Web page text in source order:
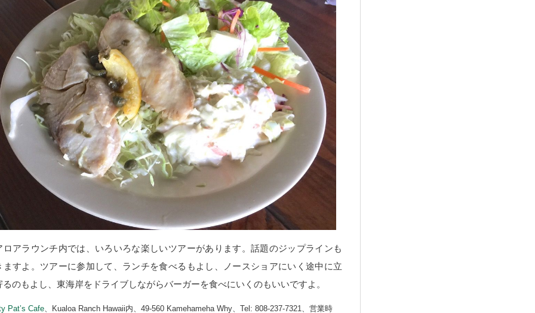
ロアラウンチ内では、いろいろな楽しいツアーがあります。話題のジップラインも
ますよ。ツアーに参加して、ランチを食べるもよし、ノースショアにいく途中に立
るのもよし、東海岸をドライブしながらバーガーを食べにいくのもいいですよ。
Pat’s Cafe 、Kualoa Ranch Hawaii内、49-560 Kamehameha Why、Tel: 808-237-7321、営業時